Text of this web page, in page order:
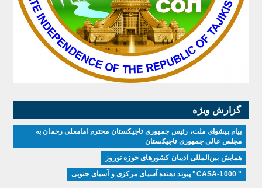
گزارش ویژه
پیام پیشوای ملت، رئیس جمهوری تاجیکستان محترم امامعلی رحمان به
مجلس عالی جمهوری تاجیکستان
همایش بین‌المللی ادیبان کشور‌های حوزه نوروز
" CASA-1000" پیوند دهنده آسیای مرکزی و آسیای جنوبی